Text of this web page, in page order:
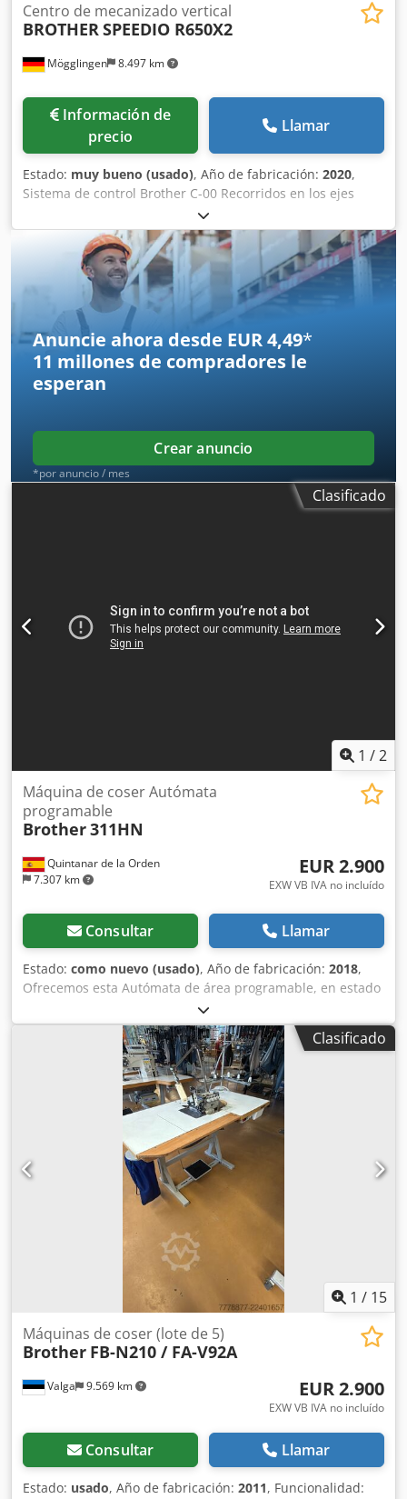
Mögglingen 8.497 km
Centro de mecanizado vertical
BROTHERSPEEDIO R650X2
Información de
precio
Llamar
Estado: muy bueno (usado), Año de fabricación: 2020,
Sistema de control Brother C-00 Recorridos en los ejes
X/Y/Z: 650 x 400 x 435 mm Cambiador de paletas doble,
800 x 400 mm Velocidad de husillo: 16.000 min-1 Almacén
de herramientas para 40 herramientas, BT 30 Presión del
refrigerante: 70 bares Sonda de medición 3D OMP 40
Volante electrónico Codpfxszlb Ecj Aa Eerf Transportador
de virutas
Anuncie ahora desde EUR 4,49*
11 millones de compradores le
esperan
Crear anuncio
*por anuncio / mes
Clasificado
1 /2
Quintanar de la Orden
7.307 km
Máquina de coser Autómata
programable
Brother311HN
EUR 2.900
EXW VB IVA no incluído
Consultar Llamar
Estado: como nuevo (usado), Año de fabricación: 2018,
Ofrecemos esta Autómata de área programable, en estado
como nueva muy poco uso, año de fabricación 2018. Si
tiene alguna pregunta o necesita más información, no
dude en enviarnos un mensaje o llamarnos. Crodpfxoy S
Clasificado
1 / 15
Valga 9.569 km
Máquinas de coser (lote de 5)
Brother FB-N210 / FA-V92A
EUR 2.900
EXW VB IVA no incluído
Consultar Llamar
Estado: usado, Año de fabricación: 2011, Funcionalidad: